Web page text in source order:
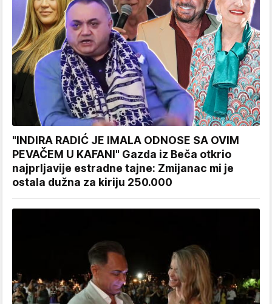
"INDIRA RADIĆ JE IMALA ODNOSE SA OVIM
PEVAČEM U KAFANI" Gazda iz Beča otkrio
najprljavije estradne tajne: Zmijanac mi je
ostala dužna za kiriju 250.000